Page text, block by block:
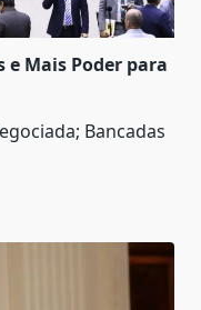
e Mais Poder para
Bancadas